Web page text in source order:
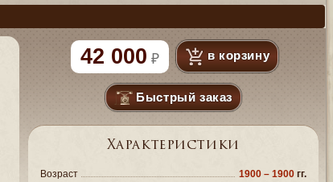
42 000 в корзину
Быстрый заказ
Характеристики
Возраст 1900 – 1900 гг.